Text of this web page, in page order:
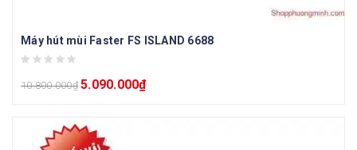
Máy hút mùi Faster FS ISLAND 6688
10.800.000₫ 5.090.000₫